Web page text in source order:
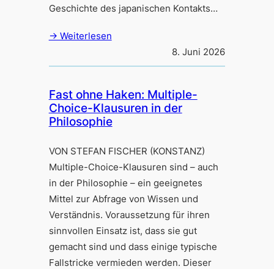
Geschichte des japanischen Kontakts…
→ Weiterlesen
8. Juni 2026
Fast ohne Haken: Multiple-
Choice-Klausuren in der
Philosophie
VON STEFAN FISCHER (KONSTANZ)
Multiple-Choice-Klausuren sind – auch
in der Philosophie – ein geeignetes
Mittel zur Abfrage von Wissen und
Verständnis. Voraussetzung für ihren
sinnvollen Einsatz ist, dass sie gut
gemacht sind und dass einige typische
Fallstricke vermieden werden. Dieser